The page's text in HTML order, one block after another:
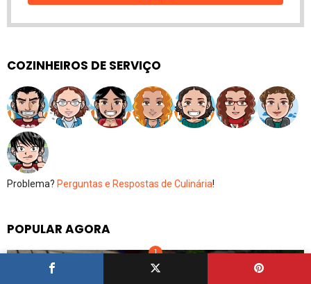
COZINHEIROS DE SERVIÇO
Problema? Perguntas e Respostas de Culinária!
POPULAR AGORA